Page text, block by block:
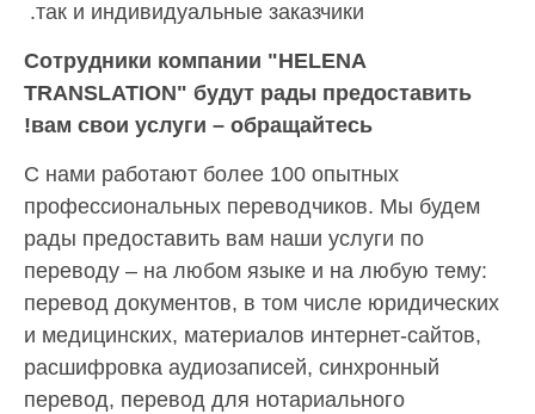
так и индивидуальные заказчики.
Сотрудники компании "HELENA
TRANSLATION" будут рады предоставить
вам свои услуги – обращайтесь!
С нами работают более 100 опытных
профессиональных переводчиков. Мы будем
рады предоставить вам наши услуги по
переводу – на любом языке и на любую тему:
перевод документов, в том числе юридических
и медицинских, материалов интернет-сайтов,
расшифровка аудиозаписей, синхронный
перевод, перевод для нотариального